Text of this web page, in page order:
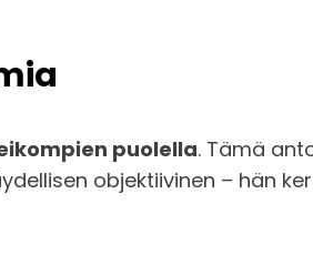
puolella. Tämä
objektiivinen – hän